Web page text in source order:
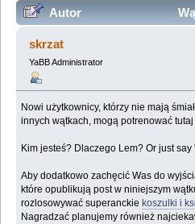
Autor
(Przeczytany 770613 razy)
skrzat
YaBB Administrator
Nowi użytkownicy, którzy nie mają
innych wątkach, mogą potrenować
Kim jesteś? Dlaczego Lem? Or just say
Aby dodatkowo zachęcić Was do
które opublikują post w niniejszym
rozlosowywać superanckie koszulki i
Nagradzać planujemy również